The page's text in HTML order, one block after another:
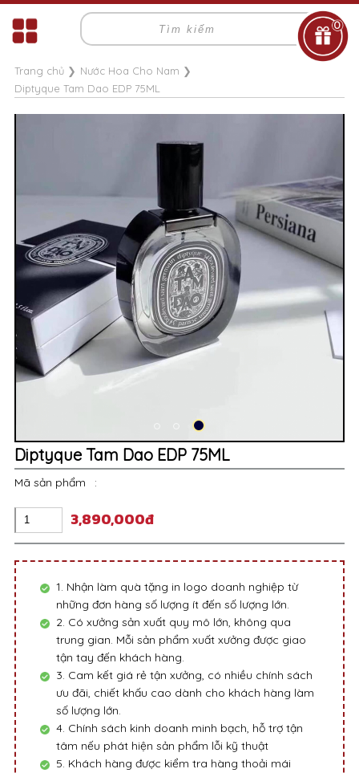
0
Trang chủ❯ Nước Hoa Cho Nam ❯
Diptyque Tam Dao EDP 75ML
Diptyque Tam Dao EDP 75ML
Mã sản phẩm :
3,890,000đ
1. Nhận làm quà tặng in logo doanh nghiệp từ
những đơn hàng số lượng ít đến số lượng lớn.
2. Có xưởng sản xuất quy mô lớn, không qua
trung gian. Mỗi sản phẩm xuất xưởng được giao
tận tay đến khách hàng.
3. Cam kết giá rẻ tận xưởng, có nhiều chính sách
ưu đãi, chiết khấu cao dành cho khách hàng làm
số lượng lớn.
4. Chính sách kinh doanh minh bạch, hỗ trợ tận
tâm nếu phát hiện sản phẩm lỗi kỹ thuật
5. Khách hàng được kiểm tra hàng thoải mái